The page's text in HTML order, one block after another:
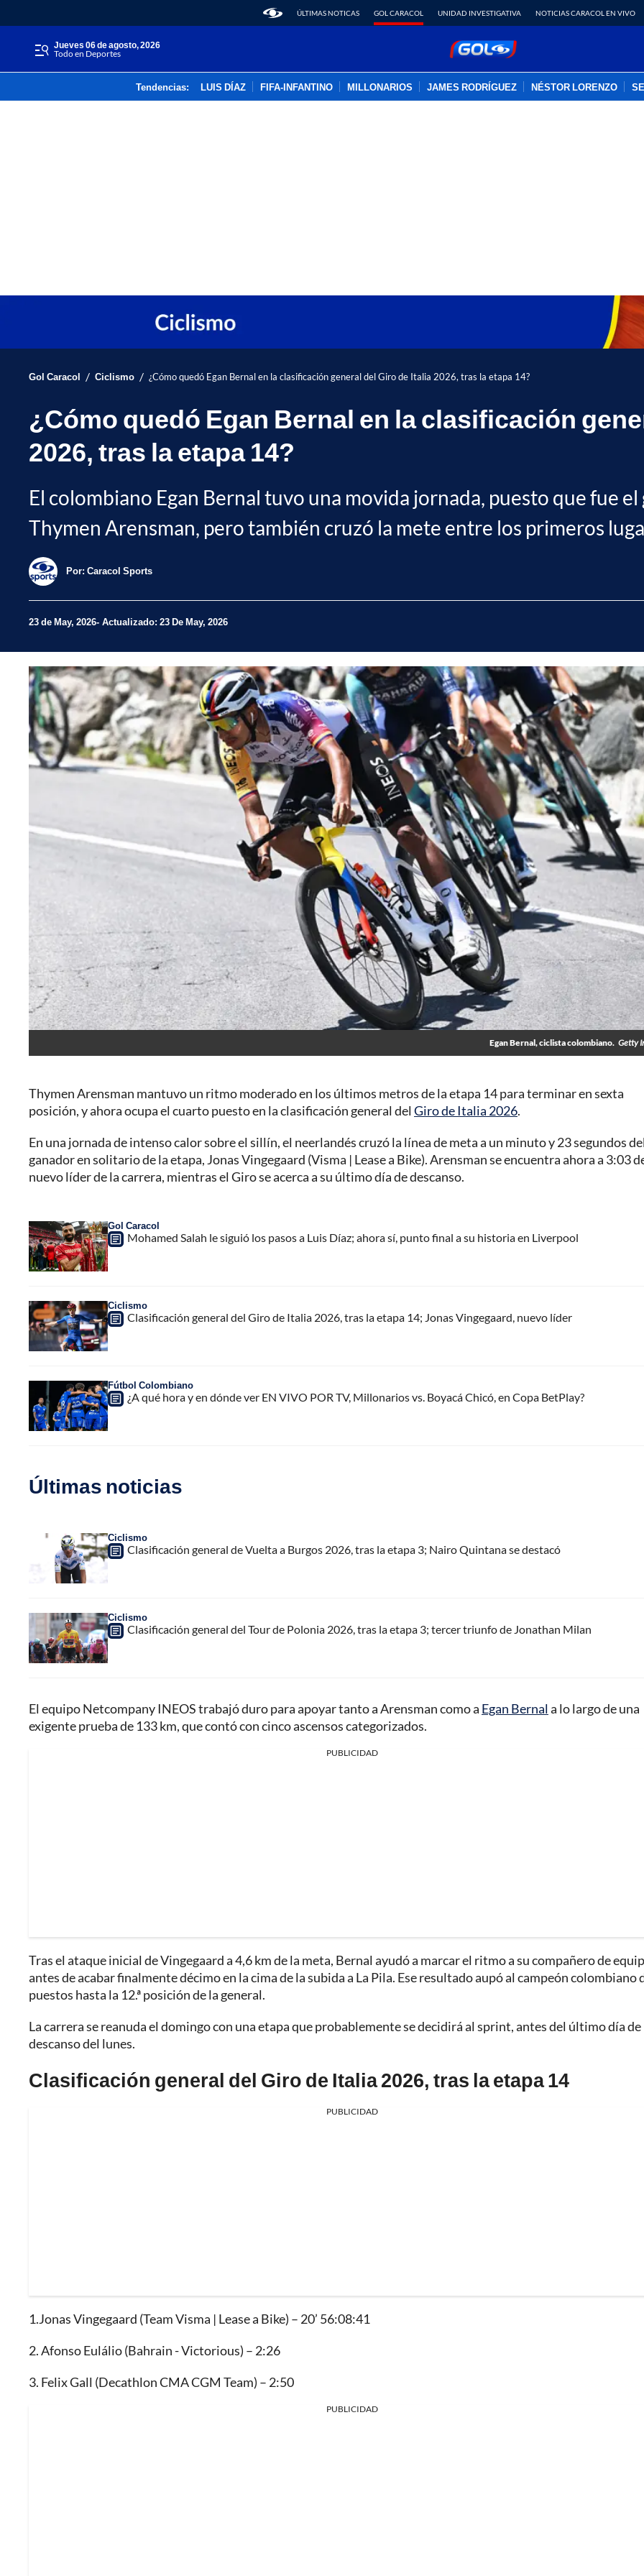
ÚLTIMAS NOTICAS GOL CARACOL UNIDAD INVESTIGATIVA NOTICIAS CARACOL EN VIVO
jueves 06 de agosto, 2026
Todo en Deportes
Tendencias: LUIS DÍAZ FIFA-INFANTINO MILLONARIOS JAMES RODRÍGUEZ NÉSTOR LORENZO
Gol Caracol / Ciclismo / ¿Cómo quedó Egan Bernal en la clasificación general del Giro de Italia 2026, tras la etapa 14?
¿Cómo quedó Egan Bernal en la clasificación
2026, tras la etapa 14?
El colombiano Egan Bernal tuvo una movida jornada, puesto que fue
Thymen Arensman, pero también cruzó la mete entre los primeros
Por: Caracol Sports
23 de May, 2026 Actualizado: 23 De May, 2026
Egan Bernal, ciclista colombiano. Getty
Thymen Arensman mantuvo un ritmo moderado en los últimos metros de la etapa 14 para terminar en sexta
posición, y ahora ocupa el cuarto puesto en la clasificación general del Giro de Italia 2026.
En una jornada de intenso calor sobre el sillín, el neerlandés cruzó la línea de meta a un minuto y 23 segundos del
ganador en solitario de la etapa, Jonas Vingegaard (Visma | Lease a Bike). Arensman se encuentra ahora a 3:03
nuevo líder de la carrera, mientras el Giro se acerca a su último día de descanso.
Gol Caracol
Mohamed Salah le siguió los pasos a Luis Díaz; ahora sí, punto final a su historia en Liverpool
Ciclismo
Clasificación general del Giro de Italia 2026, tras la etapa 14; Jonas Vingegaard, nuevo líder
Fútbol Colombiano
¿A qué hora y en dónde ver EN VIVO POR TV, Millonarios vs. Boyacá Chicó, en Copa BetPlay?
Últimas noticias
Ciclismo
Clasificación general de Vuelta a Burgos 2026, tras la etapa 3; Nairo Quintana se destacó
Ciclismo
Clasificación general del Tour de Polonia 2026, tras la etapa 3; tercer triunfo de Jonathan Milan
El equipo Netcompany INEOS trabajó duro para apoyar tanto a Arensman como a Egan Bernala lo largo de una
exigente prueba de 133 km, que contó con cinco ascensos categorizados.
PUBLICIDAD
Tras el ataque inicial de Vingegaard a 4,6 km de la meta, Bernal ayudó a marcar el ritmo a su compañero de
antes de acabar finalmente décimo en la cima de la subida a La Pila. Ese resultado aupó al campeón colombiano
puestos hasta la 12.ª posición de la general.
La carrera se reanuda el domingo con una etapa que probablemente se decidirá al sprint, antes del último día de
descanso del lunes.
Clasificación general del Giro de Italia 2026, tras la etapa 14
PUBLICIDAD
1.Jonas Vingegaard (Team Visma | Lease a Bike) – 20’ 56:08:41
2. Afonso Eulálio (Bahrain - Victorious) – 2:26
3. Felix Gall (Decathlon CMA CGM Team) – 2:50
PUBLICIDAD